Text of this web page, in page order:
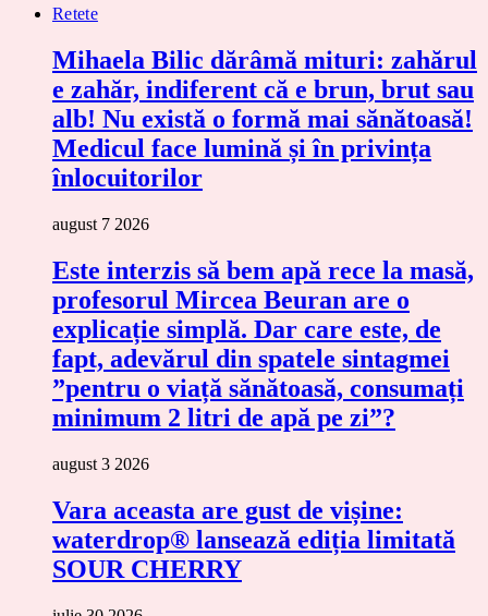
Retete
Mihaela Bilic dărâmă mituri: zahărul
e zahăr, indiferent că e brun, brut sau
alb! Nu există o formă mai sănătoasă!
Medicul face lumină și în privința
înlocuitorilor
august 7 2026
Este interzis să bem apă rece la masă,
profesorul Mircea Beuran are o
explicație simplă. Dar care este, de
fapt, adevărul din spatele sintagmei
”pentru o viață sănătoasă, consumați
minimum 2 litri de apă pe zi”?
august 3 2026
Vara aceasta are gust de vișine:
waterdrop® lansează ediția limitată
SOUR CHERRY